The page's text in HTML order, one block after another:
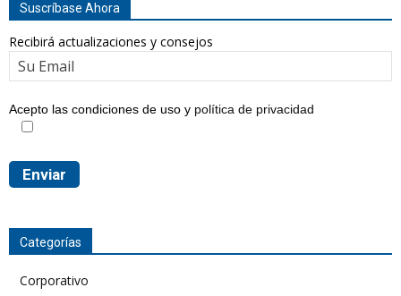
Suscríbase Ahora
Recibirá actualizaciones y consejos
Acepto las condiciones de uso y política de privacidad
Categorías
Corporativo